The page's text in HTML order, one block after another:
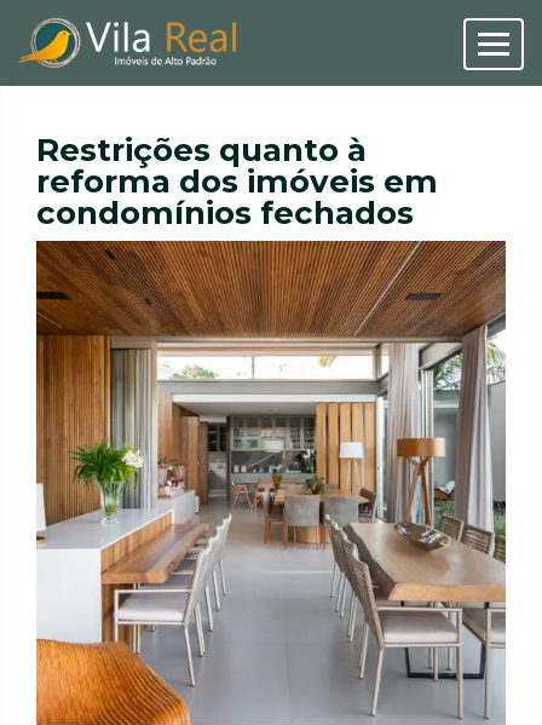
Restrições quanto à
reforma dos imóveis em
condomínios fechados